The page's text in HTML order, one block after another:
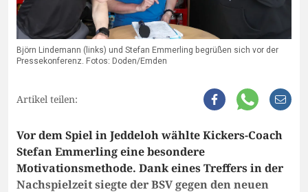
Björn Lindemann (links) und Stefan Emmerling begrüßen sich vor der
Pressekonferenz. Fotos: Doden/Emden
Artikel teilen:
Vor dem Spiel in Jeddeloh wählte Kickers-Coach
Stefan Emmerling eine besondere
Motivationsmethode. Dank eines Treffers in der
Nachspielzeit siegte der BSV gegen den neuen